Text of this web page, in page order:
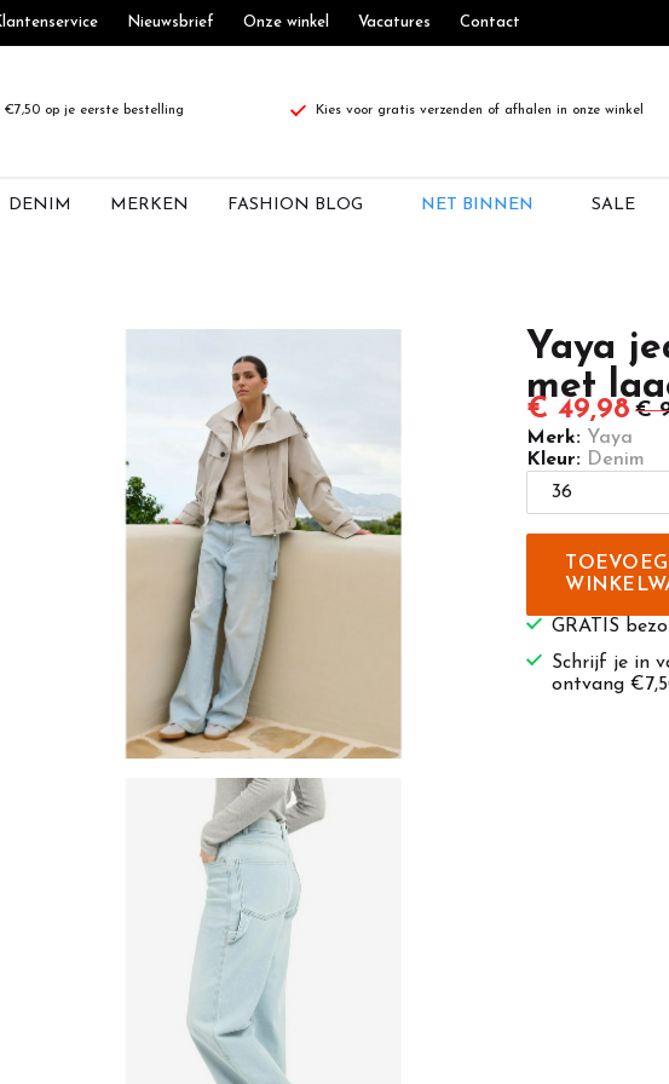
Nieuwsbrief Onze winkel Vacatures Contact
op je eerste bestelling Kies voor gratis verzenden of afhalen in onze winkel
DENIM MERKEN FASHION BLOG NET BINNEN SALE
Yaya
met
€ 49,98 €
Merk: Yaya
Kleur: Denim
GRATIS
Schrijf je in
ontvang